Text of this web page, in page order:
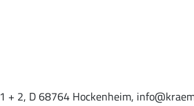
+ 2, D 68764 Hockenheim,